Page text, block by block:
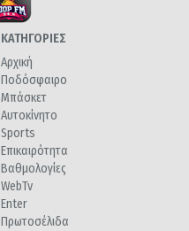
ΚΑΤΗΓΟΡΙΕΣ
Αρχική
Ποδόσφαιρο
Μπάσκετ
Αυτοκίνητο
Sports
Επικαιρότητα
Βαθμολογίες
WebTv
Enter
Πρωτοσέλιδα